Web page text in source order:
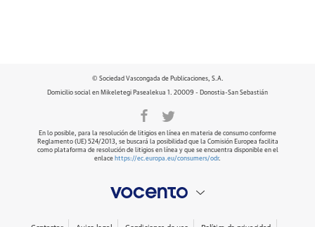
© Sociedad Vascongada de Publicaciones, S.A.
Domicilio social en Mikeletegi Pasealekua 1. 20009 - Donostia-San Sebastián
En lo posible, para la resolución de litigios en línea en materia de consumo conforme
Reglamento (UE) 524/2013, se buscará la posibilidad que la Comisión Europea facilita
como plataforma de resolución de litigios en línea y que se encuentra disponible en el
enlace https://ec.europa.eu/consumers/odr.